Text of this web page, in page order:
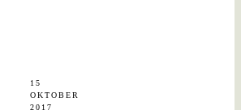
15
OKTOBER
2017